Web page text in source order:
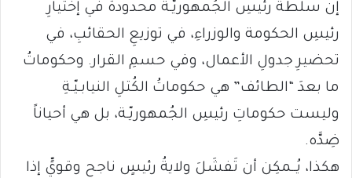
إن سلطةَ رئيسِ الجُمهوريّـة محدودةٌ في إختيارِ
رئيسِ الحكومة والوزراءِ، في توزيعِ الحقائبِ، في
تحضيرِ جدولِ الأعمال، وفي حسمِ القرار. وحكوماتُ
ما بعدَ “الطائف” هي حكوماتُ الكُتلِ النيابـيّـةِ
وليست حكوماتِ رئيسِ الجُمهوريّـة، بل هي أحياناً
ضِدَّه.
هكذا، يُــمكِن أن تَفشَلَ ولايةُ رئيسٍ ناجحٍ وقويٍّ إذا